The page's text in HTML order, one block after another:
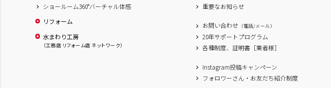
ショールーム360°バーチャル体感
リフォーム
水まわり工房
（工務店 リフォーム店 ネットワーク）
重要なお知らせ
お問い合わせ （電話/メール）
20年サポートプログラム
各種制度、証明書［業者様］
Instagram投稿キャンペーン
フォロワーさん・お友だち紹介制度